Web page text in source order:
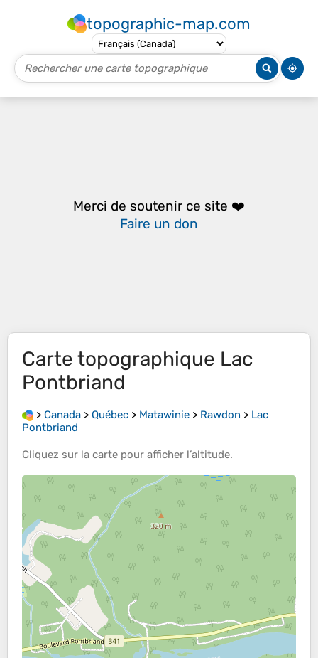
topographic-map.com
Merci de soutenir ce site ❤️
Faire un don
Carte topographique Lac
Pontbriand
> Canada > Québec > Matawinie > Rawdon > Lac
Pontbriand
Cliquez sur la carte pour afficher l’altitude.